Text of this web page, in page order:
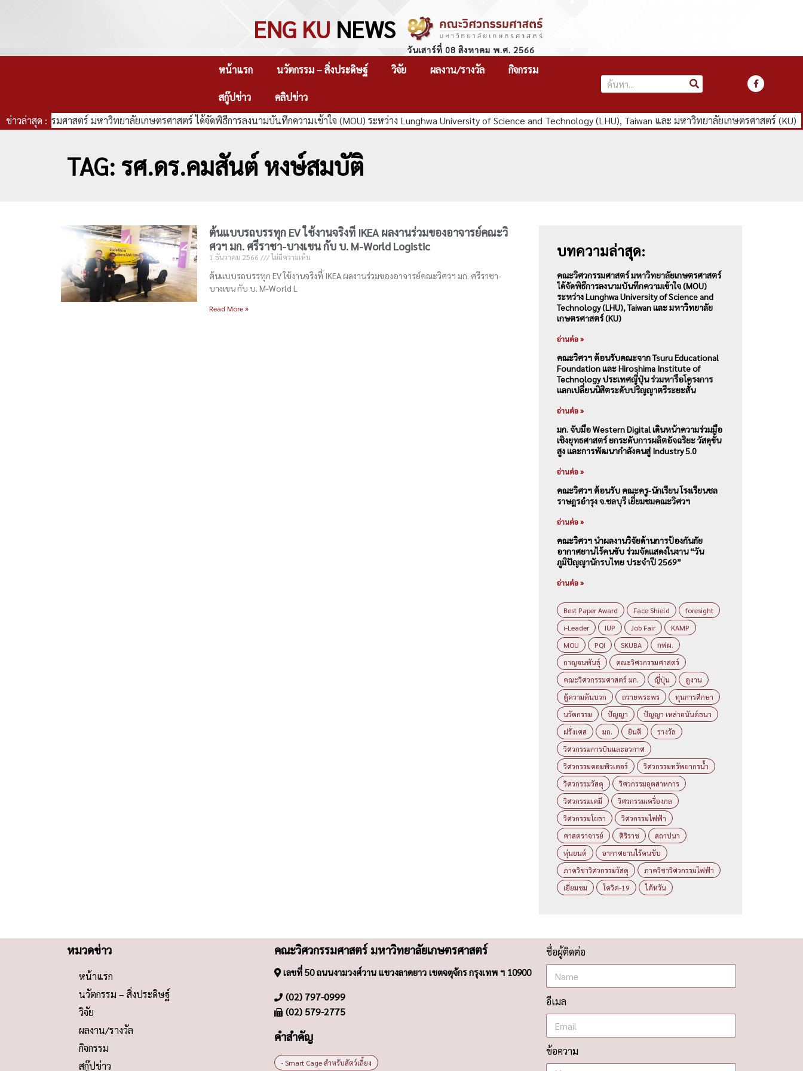
ENG KU NEWS
วันเสาร์ที่ 08 สิงหาคม พ.ศ. 2566
หน้าแรก นวัตกรรม – สิ่งประดิษฐ์ วิจัย ผลงาน/รางวัล กิจกรรม
สกู๊ปข่าว
คลิปข่าว
ข่าวล่าสุด :
คณะวิศวกรรมศาสตร์ มหาวิทยาลัยเกษตรศาสตร์ ได้จัดพิธีการลงนามบันทึกความเข้าใจ (MOU) ระหว่าง Lunghwa University of Science and Technology (LHU), Taiwan และ มหาวิทยาลัยเกษตรศาสตร์ (KU)
TAG: รศ.ดร.คมสันต์ หงษ์สมบัติ
ต้นแบบรถบรรทุก EV ใช้งานจริงที่ IKEA ผลงานร่วมของอาจารย์คณะวิ
ศวฯ มก. ศรีราชา-บางเขน กับ บ. M-World Logistic
1 ธันวาคม 2566 ไม่มีความเห็น
ต้นแบบรถบรรทุก EV ใช้งานจริงที่ IKEA ผลงานร่วมของอาจารย์คณะวิศวฯ มก. ศรีราชา-
บางเขน กับ บ. M-World L
Read More »
บทความล่าสุด:
คณะวิศวกรรมศาสตร์ มหาวิทยาลัยเกษตรศาสตร์
ได้จัดพิธีการลงนามบันทึกความเข้าใจ (MOU)
ระหว่าง Lunghwa University of Science and
Technology (LHU), Taiwan และ มหาวิทยาลัย
เกษตรศาสตร์ (KU)
อ่านต่อ »
คณะวิศวฯ ต้อนรับคณะจาก Tsuru Educational
Foundation และ Hiroshima Institute of
Technology ประเทศญี่ปุ่น ร่วมหารือโครงการ
แลกเปลี่ยนนิสิตระดับปริญญาตรีระยะสั้น
อ่านต่อ »
มก. จับมือ Western Digital เดินหน้าความร่วมมือ
เชิงยุทธศาสตร์ ยกระดับการผลิตอัจฉริยะ วัสดุขั้น
สูง และการพัฒนากำลังคนสู่ Industry 5.0
อ่านต่อ »
คณะวิศวฯ ต้อนรับ คณะครู-นักเรียน โรงเรียนชล
ราษฎรอำรุง จ.ชลบุรี เยี่ยมชมคณะวิศวฯ
อ่านต่อ »
คณะวิศวฯ นำผลงานวิจัยด้านการป้องกันภัย
อากาศยานไร้คนขับ ร่วมจัดแสดงในงาน “วัน
ภูมิปัญญานักรบไทย ประจำปี 2569”
อ่านต่อ »
Best Paper Award Face Shield
foresight
i-Leader
IUP Job Fair
KAMP
MOU
PQI SKUBA
กฟผ.
กาญจนพันธุ์
คณะวิศวกรรมศาสตร์
คณะวิศวกรรมศาสตร์ มก.
ญี่ปุ่น
ดูงาน
ตู้ความดันบวก
ถวายพระพร
ทุนการศึกษา
นวัตกรรม
ปัญญา
ปัญญา เหล่าอนันต์ธนา
ฝรั่งเศส
มก. ยินดี
รางวัล
วิศวกรรมการบินและอวกาศ
วิศวกรรมคอมพิวเตอร์
วิศวกรรมทรัพยากรน้ำ
วิศวกรรมวัสดุ
วิศวกรรมอุตสาหการ
วิศวกรรมเคมี
วิศวกรรมเครื่องกล
วิศวกรรมโยธา
วิศวกรรมไฟฟ้า
ศาสตราจารย์
ศิริราช
สถาปนา
หุ่นยนต์
อากาศยานไร้คนขับ
ภาควิชาวิศวกรรมวัสดุ
ภาควิชาวิศวกรรมไฟฟ้า
เยี่ยมชม
โควิด-19 ไต้หวัน
หมวดข่าว
หน้าแรก
นวัตกรรม – สิ่งประดิษฐ์
วิจัย
ผลงาน/รางวัล
กิจกรรม
สกู๊ปข่าว
คณะวิศวกรรมศาสตร์ มหาวิทยาลัยเกษตรศาสตร์
เลขที่ 50 ถนนงามวงศ์วาน แขวงลาดยาว เขตจตุจักร กรุงเทพ ฯ 10900
(02) 797-0999
(02) 579-2775
คำสำคัญ
- Smart Cage สำหรับสัตว์เลี้ยง
ชื่อผู้ติดต่อ
อีเมล
ข้อความ